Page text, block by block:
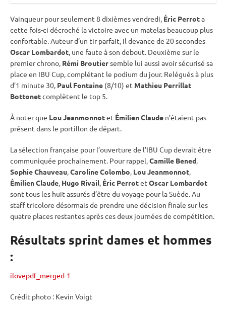
Vainqueur pour seulement 8 dixièmes vendredi, Éric Perrota
cette fois-ci décroché la victoire avec un matelas beaucoup plus
confortable. Auteur d’un tir parfait, il devance de 20 secondes
Oscar Lombardot, une faute à son debout. Deuxième sur le
premier chrono, Rémi Broutiersemble lui aussi avoir sécurisé sa
place en IBU Cup, complétant le podium du jour. Relégués à plus
d’1 minute 30, Paul Fontaine (8/10) et Mathieu Perrillat
Bottonetcomplètent le top 5.
À noter que Lou Jeanmonnotet Émilien Claude n’étaient pas
présent dans le portillon de départ.
La sélection française pour l’ouverture de l’IBU Cupdevrait être
communiquée prochainement. Pour rappel,Camille Bened,
Sophie Chauveau,Caroline Colombo, Lou Jeanmonnot,
Émilien Claude, Hugo Rivail, Éric Perrotet Oscar Lombardot
sont tous les huit assurés d’être du voyage pour la Suède. Au
staff tricolore désormais de prendre une décision finale sur les
quatre places restantes après ces deux journées de compétition.
Résultats sprint dames et hommes
:
ilovepdf_merged-1
Crédit photo : Kevin Voigt